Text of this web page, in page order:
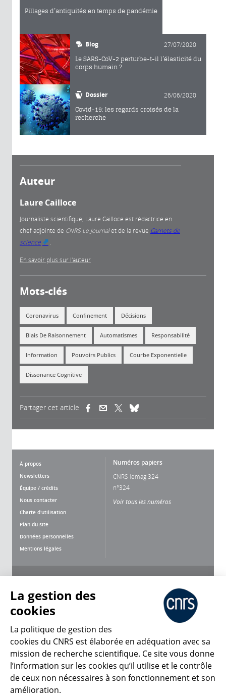
Pillages d’antiquités en temps de pandémie
Blog 27/07/2020
Le SARS-CoV-2 perturbe-t-il l’élasticité du
corps humain ?
Dossier 26/06/2020
Covid-19: les regards croisés de la
recherche
Auteur
Laure Cailloce
Journaliste scientifique, Laure Cailloce est rédactrice en
chef adjointe de CNRS Le Journalet de la revue Carnets de
science
En savoir plus sur l'auteur
Mots-clés
Coronavirus Confinement Décisions
Biais De Raisonnement Automatismes Responsabilité
Information Pouvoirs Publics Courbe Exponentielle
Dissonance Cognitive
Partager cet article (link is external)(link is external)
À propos
Newsletters
Équipe / crédits
Nous contacter
Charte d'utilisation
Plan du site
Données personnelles
Mentions légales
Numéros papiers
CNRS lemag 324
n°324
Voir tous les numéros
CNRS Le Mag
© 2026, CNRS
La gestion des
cookies
La politique de gestion des
cookies du CNRS est élaborée en adéquation avec sa
mission de recherche scientifique. Ce site vous donne
l’information sur les cookies qu’il utilise et le contrôle
de ceux non nécessaires à son fonctionnement et son
amélioration.